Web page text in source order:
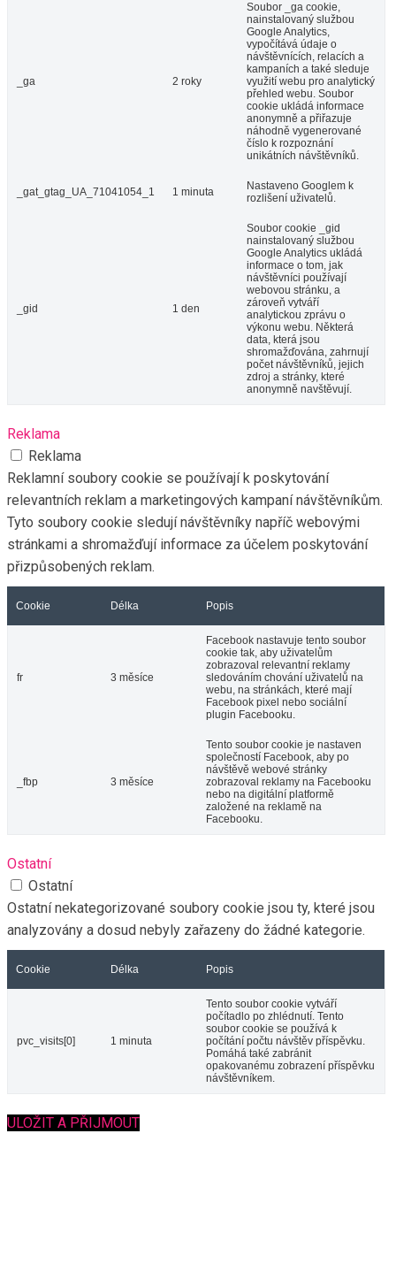
_ga 2 roky
Soubor _ga cookie,
nainstalovaný službou
Google Analytics,
vypočítává údaje o
návštěvnících, relacích a
kampaních a také sleduje
využití webu pro analytický
přehled webu. Soubor
cookie ukládá informace
anonymně a přiřazuje
náhodně vygenerované
číslo k rozpoznání
unikátních návštěvníků.
_gat_gtag_UA_71041054_1 1 minuta
Nastaveno Googlem k
rozlišení uživatelů.
_gid 1 den
Soubor cookie _gid
nainstalovaný službou
Google Analytics ukládá
informace o tom, jak
návštěvníci používají
webovou stránku, a
zároveň vytváří
analytickou zprávu o
výkonu webu. Některá
data, která jsou
shromažďována, zahrnují
počet návštěvníků, jejich
zdroj a stránky, které
anonymně navštěvují.
Reklama
Reklama
Reklamní soubory cookie se používají k poskytování
relevantních reklam a marketingových kampaní návštěvníkům.
Tyto soubory cookie sledují návštěvníky napříč webovými
stránkami a shromažďují informace za účelem poskytování
přizpůsobených reklam.
Cookie Délka Popis
fr 3 měsíce
Facebook nastavuje tento soubor
cookie tak, aby uživatelům
zobrazoval relevantní reklamy
sledováním chování uživatelů na
webu, na stránkách, které mají
Facebook pixel nebo sociální
plugin Facebooku.
_fbp 3 měsíce
Tento soubor cookie je nastaven
společností Facebook, aby po
návštěvě webové stránky
zobrazoval reklamy na Facebooku
nebo na digitální platformě
založené na reklamě na
Facebooku.
Ostatní
Ostatní
Ostatní nekategorizované soubory cookie jsou ty, které jsou
analyzovány a dosud nebyly zařazeny do žádné kategorie.
Cookie Délka Popis
pvc_visits[0] 1 minuta
Tento soubor cookie vytváří
počítadlo po zhlédnutí. Tento
soubor cookie se používá k
počítání počtu návštěv příspěvku.
Pomáhá také zabránit
opakovanému zobrazení příspěvku
návštěvníkem.
ULOŽIT A PŘIJMOUT